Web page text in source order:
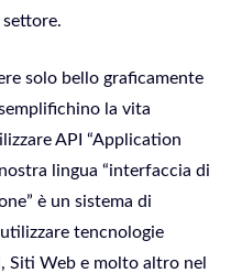
solo bello graficamente
la vita
API “Application
lingua “interfaccia di
è un sistema di
tencnologie
Siti Web e molto altro nel